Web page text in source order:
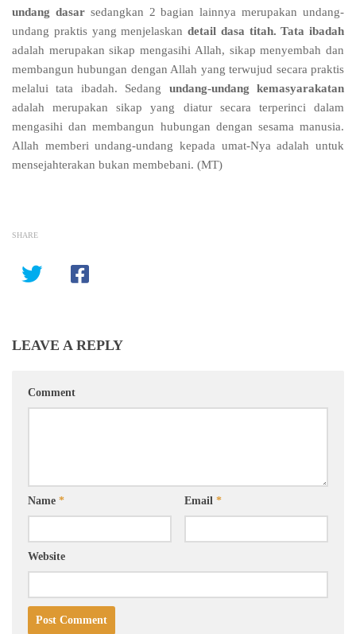
undang dasarsedangkan 2 bagian lainnya merupakan undang-
undang praktis yang menjelaskan detail dasa titah. Tata ibadah
adalah merupakan sikap mengasihi Allah, sikap menyembah dan
membangun hubungan dengan Allah yang terwujud secara praktis
melalui tata ibadah. Sedang undang-undang kemasyarakatan
adalah merupakan sikap yang diatur secara terperinci dalam
mengasihi dan membangun hubungan dengan sesama manusia.
Allah memberi undang-undang kepada umat-Nya adalah untuk
mensejahterakan bukan membebani. (MT)
SHARE
LEAVE A REPLY
Comment
Name * Email *
Website